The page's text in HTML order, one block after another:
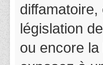
législation
ou encore